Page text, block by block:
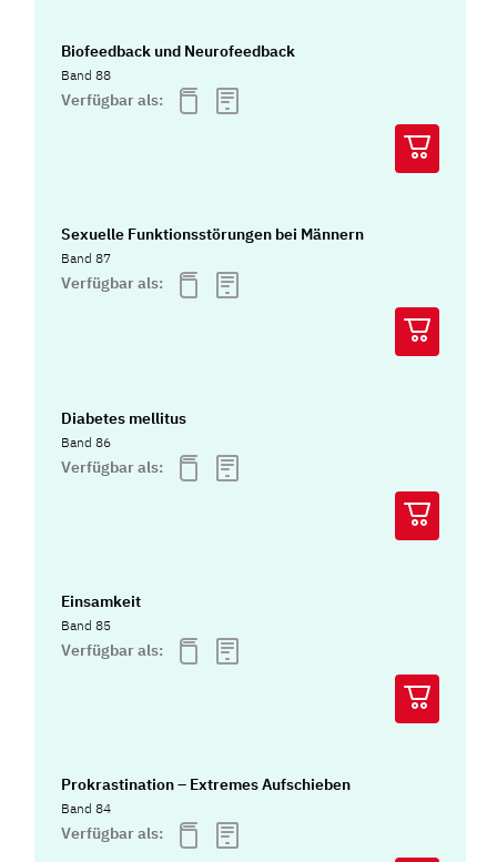
Biofeedback und Neurofeedback
Band 88
Verfügbar als:
Sexuelle Funktionsstörungen bei Männern
Band 87
Verfügbar als:
Diabetes mellitus
Band 86
Verfügbar als:
Einsamkeit
Band 85
Verfügbar als:
Prokrastination – Extremes Aufschieben
Band 84
Verfügbar als: